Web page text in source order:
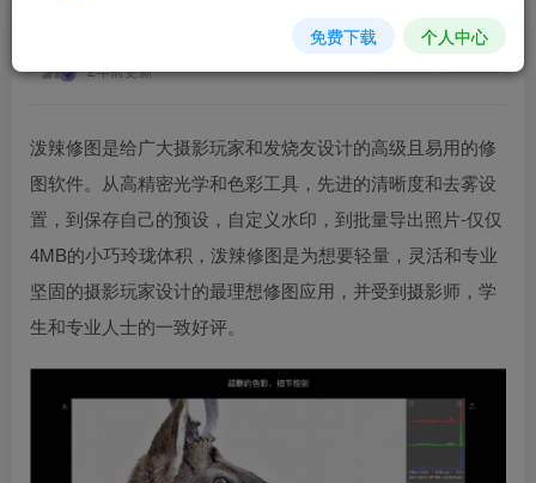
2年前更新
关注 私信
泼辣修图是给广大摄影玩家和发烧友设计的高级且易用的修
图软件。从高精密光学和色彩工具，先进的清晰度和去雾设
置，到保存自己的预设，自定义水印，到批量导出照片-仅仅
4MB的小巧玲珑体积，泼辣修图是为想要轻量，灵活和专业
坚固的摄影玩家设计的最理想修图应用，并受到摄影师，学
生和专业人士的一致好评。
免费下载 个人中心